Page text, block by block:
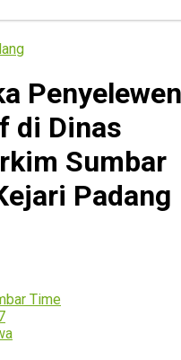
di Dinas
Sumbar
Padang
Time